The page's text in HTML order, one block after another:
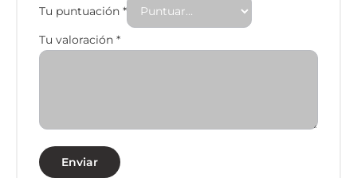
Tu puntuación*
Tu valoración*